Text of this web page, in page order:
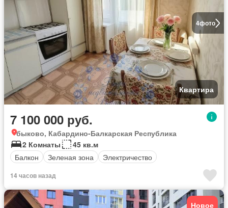
4фото
Квартира
7 100 000 руб.
быково, Кабардино-Балкарская Республика
2 Комнаты
45 кв.м
Балкон
Зеленая зона Электричество
14 часов назад
Новое